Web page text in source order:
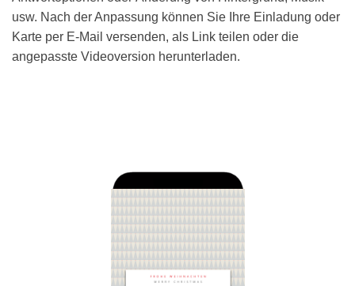
usw. Nach der Anpassung können Sie Ihre Einladung oder
Karte per E-Mail versenden, als Link teilen oder die
angepasste Videoversion herunterladen.